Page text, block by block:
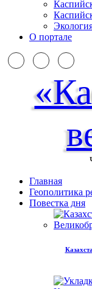
О портале
Главная
Геополитика
Повестка дня